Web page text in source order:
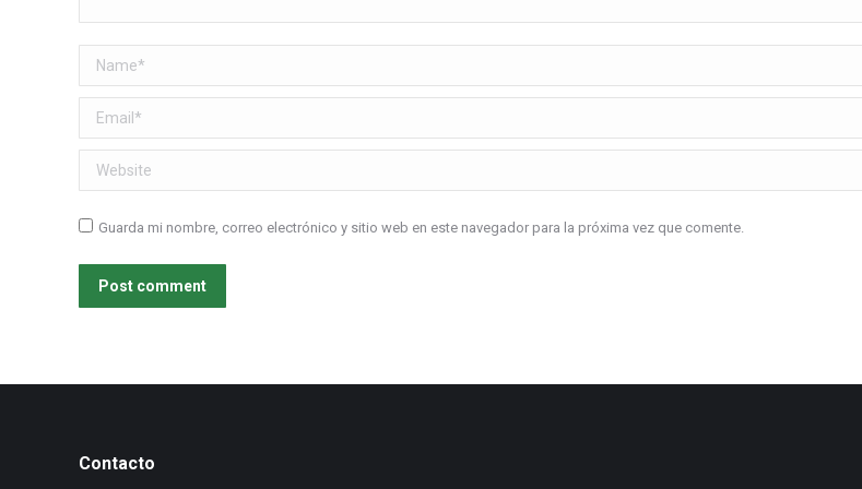
Name *
Email *
Website
Guarda mi nombre, correo electrónico y sitio web en este navegador para la próxima vez que comente.
Post comment
Contacto